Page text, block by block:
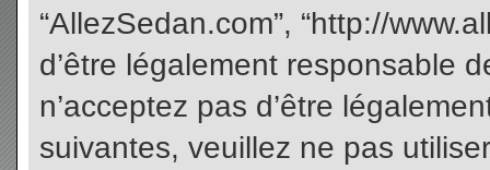
“AllezSedan.com”, “http://
d’être légalement responsable
n’acceptez pas d’être
suivantes, veuillez ne pas